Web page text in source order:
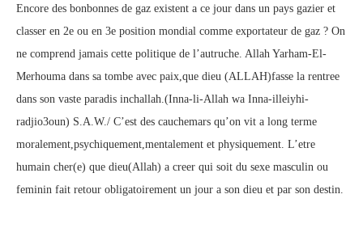
Encore des bonbonnes de gaz existent a ce jour dans un pays gazier et
classer en 2e ou en 3e position mondial comme exportateur de gaz ? On
ne comprend jamais cette politique de l’autruche. Allah Yarham-El-
Merhouma dans sa tombe avec paix,que dieu (ALLAH)fasse la rentree
dans son vaste paradis inchallah.(Inna-li-Allah wa Inna-illeiyhi-
radjio3oun) S.A.W./ C’est des cauchemars qu’on vit a long terme
moralement,psychiquement,mentalement et physiquement. L’etre
humain cher(e) que dieu(Allah) a creer qui soit du sexe masculin ou
feminin fait retour obligatoirement un jour a son dieu et par son destin.